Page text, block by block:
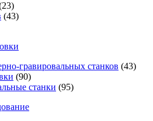
(43)
гравировальных станков (43)
(90)
станки (95)